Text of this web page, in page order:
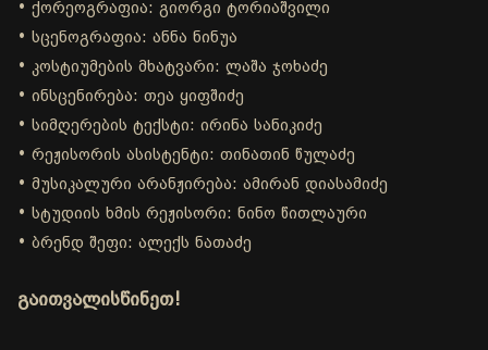
• ქორეოგრაფია: გიორგი ტორიაშვილი
• სცენოგრაფია: ანნა ნინუა
• კოსტიუმების მხატვარი: ლაშა ჯოხაძე
• ინსცენირება: თეა ყიფშიძე
• სიმღერების ტექსტი: ირინა სანიკიძე
• რეჟისორის ასისტენტი: თინათინ წულაძე
• მუსიკალური არანჟირება: ამირან დიასამიძე
• სტუდიის ხმის რეჟისორი: ნინო წითლაური
• ბრენდ შეფი: ალექს ნათაძე
გაითვალისწინეთ!